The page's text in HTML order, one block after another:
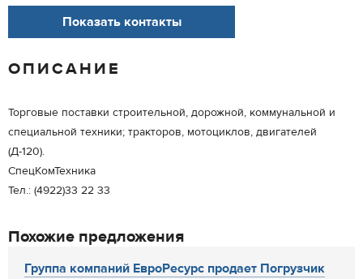
Показать контакты
ОПИСАНИЕ
Торговые поставки строительной, дорожной, коммунальной и
специальной техники; тракторов, мотоциклов, двигателей
(Д-120).
СпецКомТехника
Тел.: (4922)33 22 33
Похожие предложения
Группа компаний ЕвроРесурс продает Погрузчик